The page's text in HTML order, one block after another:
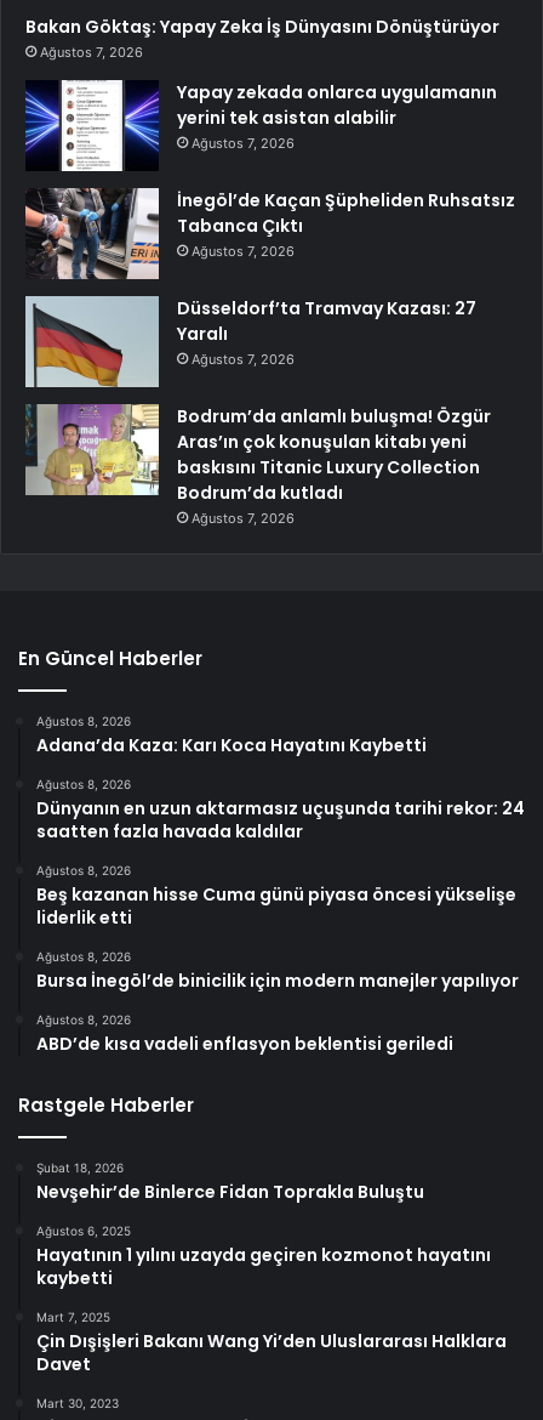
Bakan Göktaş: Yapay Zeka İş Dünyasını Dönüştürüyor
Ağustos 7, 2026
Yapay zekada onlarca uygulamanın
yerini tek asistan alabilir
Ağustos 7, 2026
İnegöl’de Kaçan Şüpheliden Ruhsatsız
Tabanca Çıktı
Ağustos 7, 2026
Düsseldorf’ta Tramvay Kazası: 27
Yaralı
Ağustos 7, 2026
Bodrum’da anlamlı buluşma! Özgür
Aras’ın çok konuşulan kitabı yeni
baskısını Titanic Luxury Collection
Bodrum’da kutladı
Ağustos 7, 2026
En Güncel Haberler
Ağustos 8, 2026
Adana’da Kaza: Karı Koca Hayatını Kaybetti
Ağustos 8, 2026
Dünyanın en uzun aktarmasız uçuşunda tarihi rekor: 24
saatten fazla havada kaldılar
Ağustos 8, 2026
Beş kazanan hisse Cuma günü piyasa öncesi yükselişe
liderlik etti
Ağustos 8, 2026
Bursa İnegöl’de binicilik için modern manejler yapılıyor
Ağustos 8, 2026
ABD’de kısa vadeli enflasyon beklentisi geriledi
Rastgele Haberler
Şubat 18, 2026
Nevşehir’de Binlerce Fidan Toprakla Buluştu
Ağustos 6, 2025
Hayatının 1 yılını uzayda geçiren kozmonot hayatını
kaybetti
Mart 7, 2025
Çin Dışişleri Bakanı Wang Yi’den Uluslararası Halklara
Davet
Mart 30, 2023